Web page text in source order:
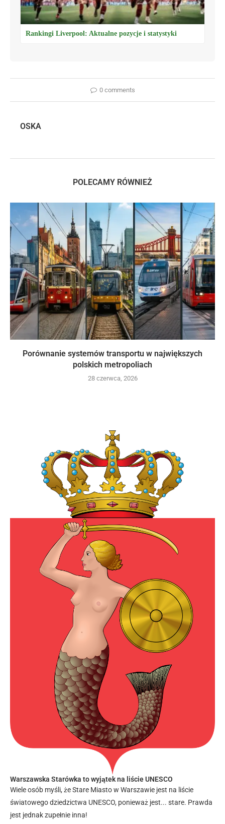
Rankingi Liverpool: Aktualne pozycje i statystyki
0 comments
OSKA
POLECAMY RÓWNIEŻ
Porównanie systemów transportu w największych
polskich metropoliach
28 czerwca, 2026
Warszawska Starówka to wyjątek na liście UNESCO
Wiele osób myśli, że Stare Miasto w Warszawie jest na liście
światowego dziedzictwa UNESCO, ponieważ jest... stare. Prawda
jest jednak zupełnie inna!